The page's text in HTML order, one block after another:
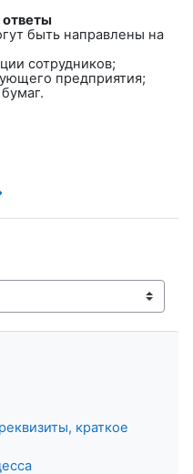
быть направлены на
сотрудников;
предприятия;
краткое